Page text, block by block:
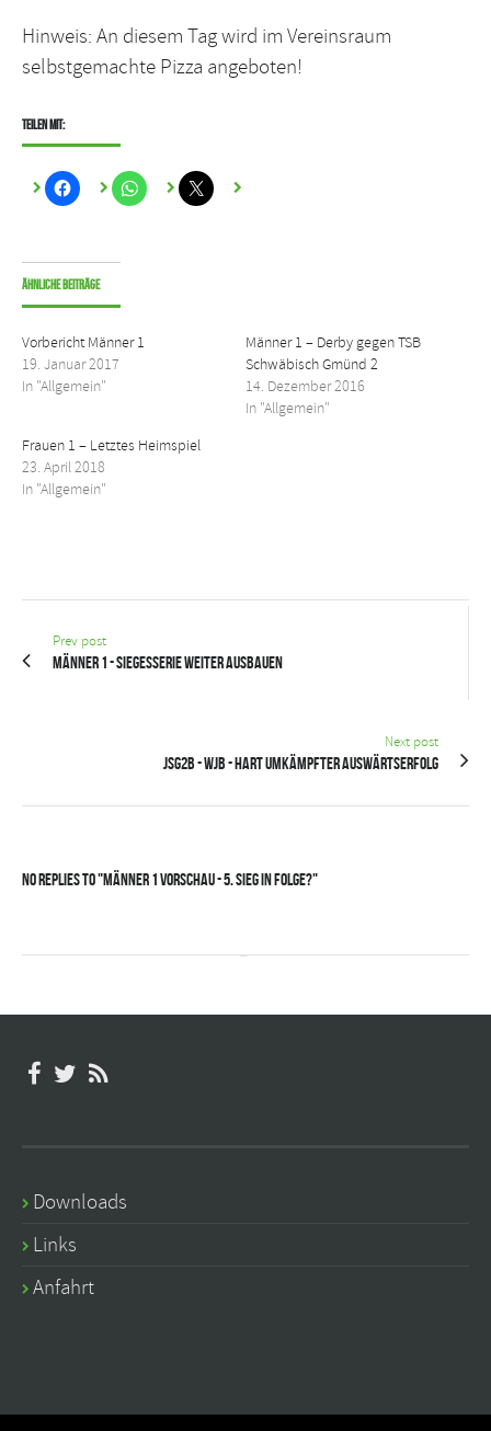
Hinweis: An diesem Tag wird im Vereinsraum
selbstgemachte Pizza angeboten!
Teilen mit:
Ähnliche Beiträge
Vorbericht Männer 1
19. Januar 2017
In "Allgemein"
Männer 1 – Derby gegen TSB
Schwäbisch Gmünd 2
14. Dezember 2016
In "Allgemein"
Frauen 1 – Letztes Heimspiel
23. April 2018
In "Allgemein"
Prev post
Männer 1 - Siegesserie weiter ausbauen
Next post
JSG2B - wJB - Hart umkämpfter Auswärtserfolg
No Replies to "Männer 1 Vorschau - 5. Sieg in Folge?"
Downloads
Links
Anfahrt